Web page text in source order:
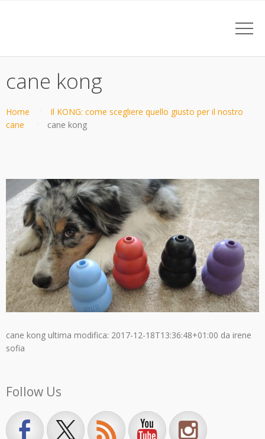
cane kong
Home
Il KONG: come scegliere quello giusto per il nostro
cane
cane kong
cane kong ultima modifica: 2017-12-18T13:36:48+01:00 da irene
sofia
Follow Us